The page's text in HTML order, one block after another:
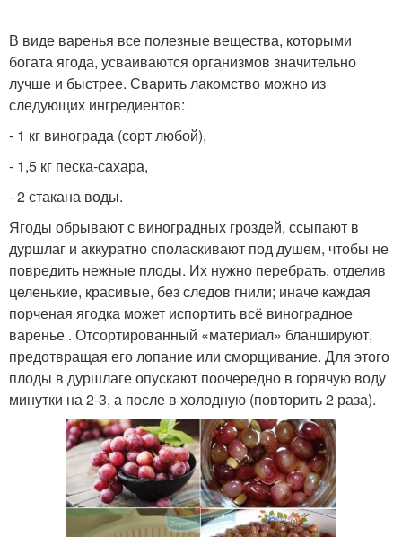
В виде варенья все полезные вещества, которыми
богата ягода, усваиваются организмов значительно
лучше и быстрее. Сварить лакомство можно из
следующих ингредиентов:
- 1 кг винограда (сорт любой),
- 1,5 кг песка-сахара,
- 2 стакана воды.
Ягоды обрывают с виноградных гроздей, ссыпают в
дуршлаг и аккуратно споласкивают под душем, чтобы не
повредить нежные плоды. Их нужно перебрать, отделив
целенькие, красивые, без следов гнили; иначе каждая
порченая ягодка может испортить всё виноградное
варенье . Отсортированный «материал» бланшируют,
предотвращая его лопание или сморщивание. Для этого
плоды в дуршлаге опускают поочередно в горячую воду
минутки на 2-3, а после в холодную (повторить 2 раза).